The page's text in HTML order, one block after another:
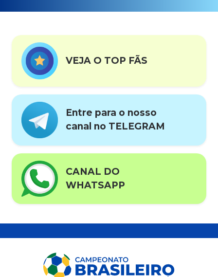
VEJA O TOP FÃS
Entre para o nosso
canal no TELEGRAM
CANAL DO
WHATSAPP